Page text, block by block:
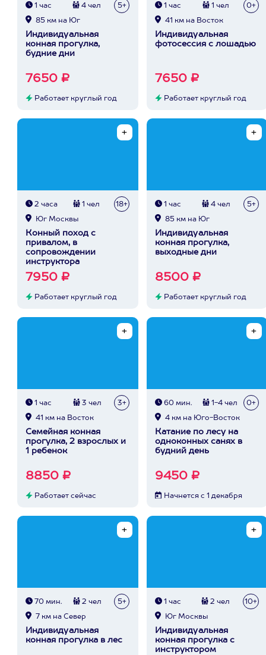
1 час 4 чел 5+
85 км на Юг
Индивидуальная
конная прогулка,
будние дни
7650 ₽
Работает круглый год
1 час 1 чел 0+
41 км на Восток
Индивидуальная
фотосессия с лошадью
7650 ₽
Работает круглый год
2 часа 1 чел 18+
Юг Москвы
Конный поход с
привалом, в
сопровождении
инструктора
7950 ₽
Работает круглый год
1 час 4 чел 5+
85 км на Юг
Индивидуальная
конная прогулка,
выходные дни
8500 ₽
Работает круглый год
1 час 3 чел 3+
41 км на Восток
Семейная конная
прогулка, 2 взрослых и
1 ребенок
8850 ₽
Работает сейчас
60 мин. 1-4 чел 0+
4 км на Юго-Восток
Катание по лесу на
одноконных санях в
будний день
9450 ₽
Начнется с 1 декабря
70 мин. 2 чел 5+
7 км на Север
Индивидуальная
конная прогулка в лес
1 час 2 чел 10+
Юг Москвы
Индивидуальная
конная прогулка с
инструктором